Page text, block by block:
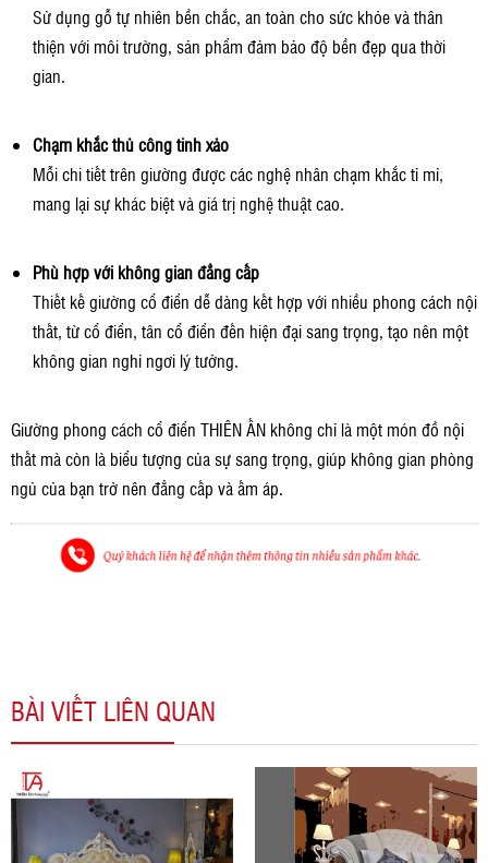
Sử dụng gỗ tự nhiên bền chắc, an toàn cho sức khỏe và thân
thiện với môi trường, sản phẩm đảm bảo độ bền đẹp qua thời
gian.
Chạm khắc thủ công tinh xảo
Mỗi chi tiết trên giường được các nghệ nhân chạm khắc tỉ mỉ,
mang lại sự khác biệt và giá trị nghệ thuật cao.
Phù hợp với không gian đẳng cấp
Thiết kế giường cổ điển dễ dàng kết hợp với nhiều phong cách nội
thất, từ cổ điển, tân cổ điển đến hiện đại sang trọng, tạo nên một
không gian nghỉ ngơi lý tưởng.
Giường phong cách cổ điển THIÊN ẤN không chỉ là một món đồ nội
thất mà còn là biểu tượng của sự sang trọng, giúp không gian phòng
ngủ của bạn trở nên đẳng cấp và ấm áp.
BÀI VIẾT LIÊN QUAN